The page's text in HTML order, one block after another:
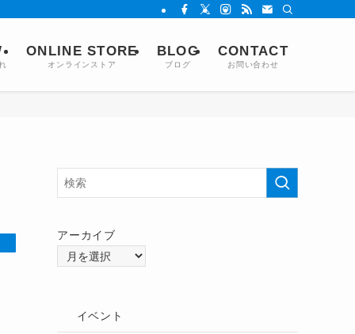
ONLINE STORE
オンラインストア
BLOG
ブログ
CONTACT
お問い合わせ
アーカイブ
イベント